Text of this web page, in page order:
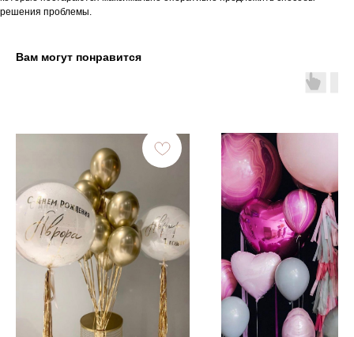
решения проблемы.
Вам могут понравится